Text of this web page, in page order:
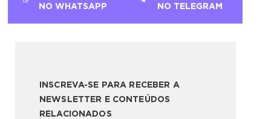
NO WHATSAPP
NO TELEGRAM
INSCREVA-SE PARA RECEBER A
NEWSLETTER E CONTEÚDOS
RELACIONADOS